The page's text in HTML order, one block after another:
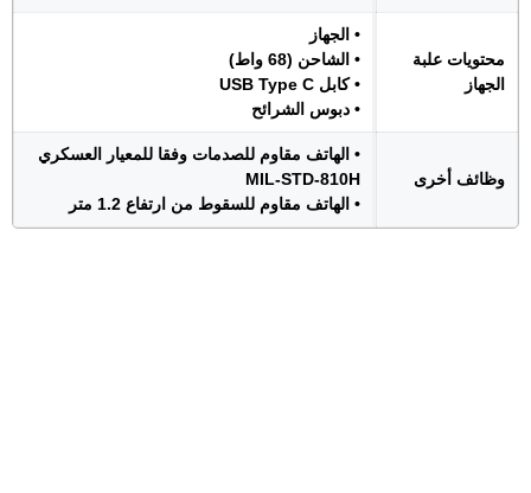
محتويات علبة
الجهاز
• الجهاز
• الشاحن (68 واط)
• كابل USB Type C
• دبوس الشرائح
وظائف أخرى
• الهاتف مقاوم للصدمات وفقا للمعيار العسكري
MIL-STD-810H
• الهاتف مقاوم للسقوط من ارتفاع 1.2 متر